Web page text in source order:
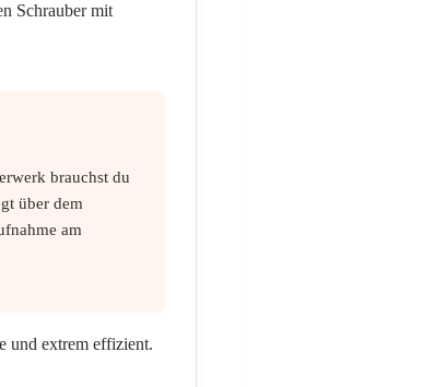
Schrauber mit
brauchst du
über dem
am
und extrem effizient.